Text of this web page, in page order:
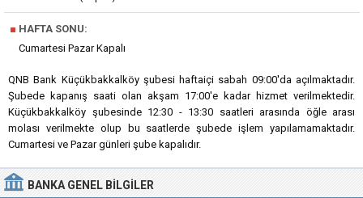
■ HAFTA SONU:
Cumartesi Pazar Kapalı
QNB Bank Küçükbakkalköy şubesi haftaiçi sabah 09:00'da açılmaktadır.
Şubede kapanış saati olan akşam 17:00'e kadar hizmet verilmektedir.
Küçükbakkalköy şubesinde 12:30 - 13:30 saatleri arasında öğle arası
molası verilmekte olup bu saatlerde şubede işlem yapılamamaktadır.
Cumartesi ve Pazar günleri şube kapalıdır.
BANKA GENEL BILGILER